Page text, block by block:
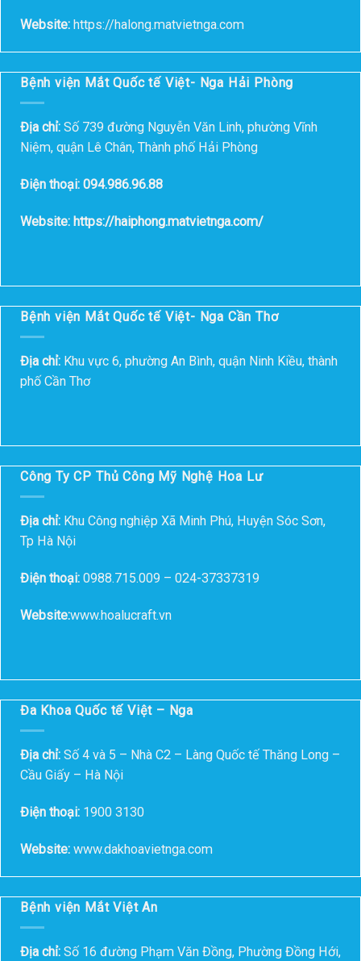
Website: https://halong.matvietnga.com
Bệnh viện Mắt Quốc tế Việt- Nga Hải Phòng
Địa chỉ: Số 739 đường Nguyễn Văn Linh, phường Vĩnh
Niệm, quận Lê Chân, Thành phố Hải Phòng
Điện thoại: 094.986.96.88
Website: https://haiphong.matvietnga.com/
Bệnh viện Mắt Quốc tế Việt- Nga Cần Thơ
Địa chỉ: Khu vực 6, phường An Bình, quận Ninh Kiều, thành
phố Cần Thơ
Công Ty CP Thủ Công Mỹ Nghệ Hoa Lư
Địa chỉ: Khu Công nghiệp Xã Minh Phú, Huyện Sóc Sơn,
Tp Hà Nội
Điện thoại: 0988.715.009 – 024-37337319
Website:www.hoalucraft.vn
Đa Khoa Quốc tế Việt – Nga
Địa chỉ: Số 4 và 5 – Nhà C2 – Làng Quốc tế Thăng Long –
Cầu Giấy – Hà Nội
Điện thoại: 1900 3130
Website: www.dakhoavietnga.com
Bệnh viện Mắt Việt An
Địa chỉ: Số 16 đường Phạm Văn Đồng, Phường Đồng Hới,